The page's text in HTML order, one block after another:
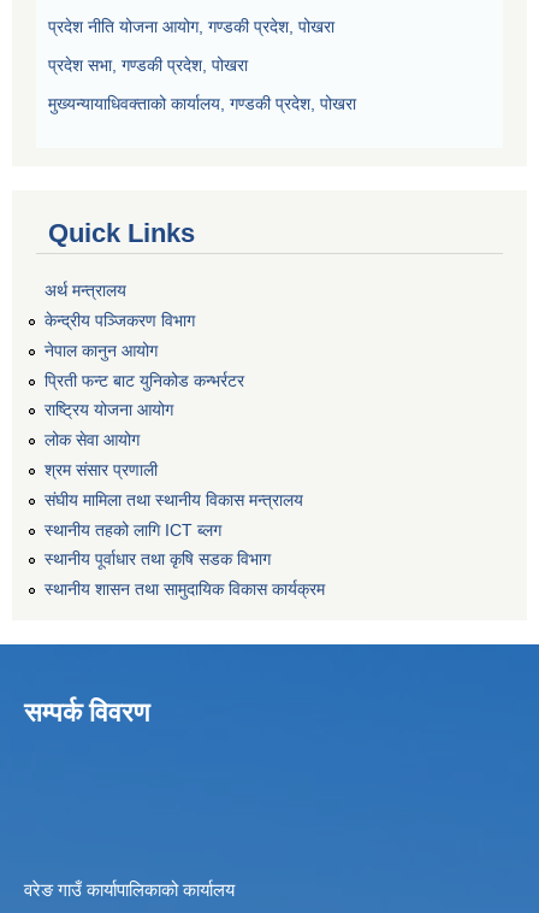
प्रदेश नीति योजना आयोग, गण्डकी प्रदेश, पोखरा
प्रदेश सभा, गण्डकी प्रदेश, पोखरा
मुख्यन्यायाधिवक्ताको कार्यालय, गण्डकी प्रदेश, पोखरा
Quick Links
अर्थ मन्त्रालय
केन्द्रीय पञ्जिकरण विभाग
नेपाल कानुन आयोग
प्रिती फन्ट बाट युनिकोड कन्भर्रटर
राष्ट्रिय योजना आयोग
लोक सेवा आयोग
श्रम संसार प्रणाली
संघीय मामिला तथा स्थानीय विकास मन्त्रालय
स्थानीय तहको लागि ICT ब्लग
स्थानीय पूर्वाधार तथा कृषि सडक विभाग
स्थानीय शासन तथा सामुदायिक विकास कार्यक्रम
सम्पर्क विवरण
वरेङ गाउँ कार्यापालिकाको कार्यालय